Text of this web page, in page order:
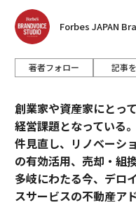
Forbes JAPAN
著者フォロー 記事
創業家や資産家にとっ
経営課題となっている
件見直し、リノベーシ
の有効活用、売却・組
多岐にわたる今、デロ
スサービスの不動産ア